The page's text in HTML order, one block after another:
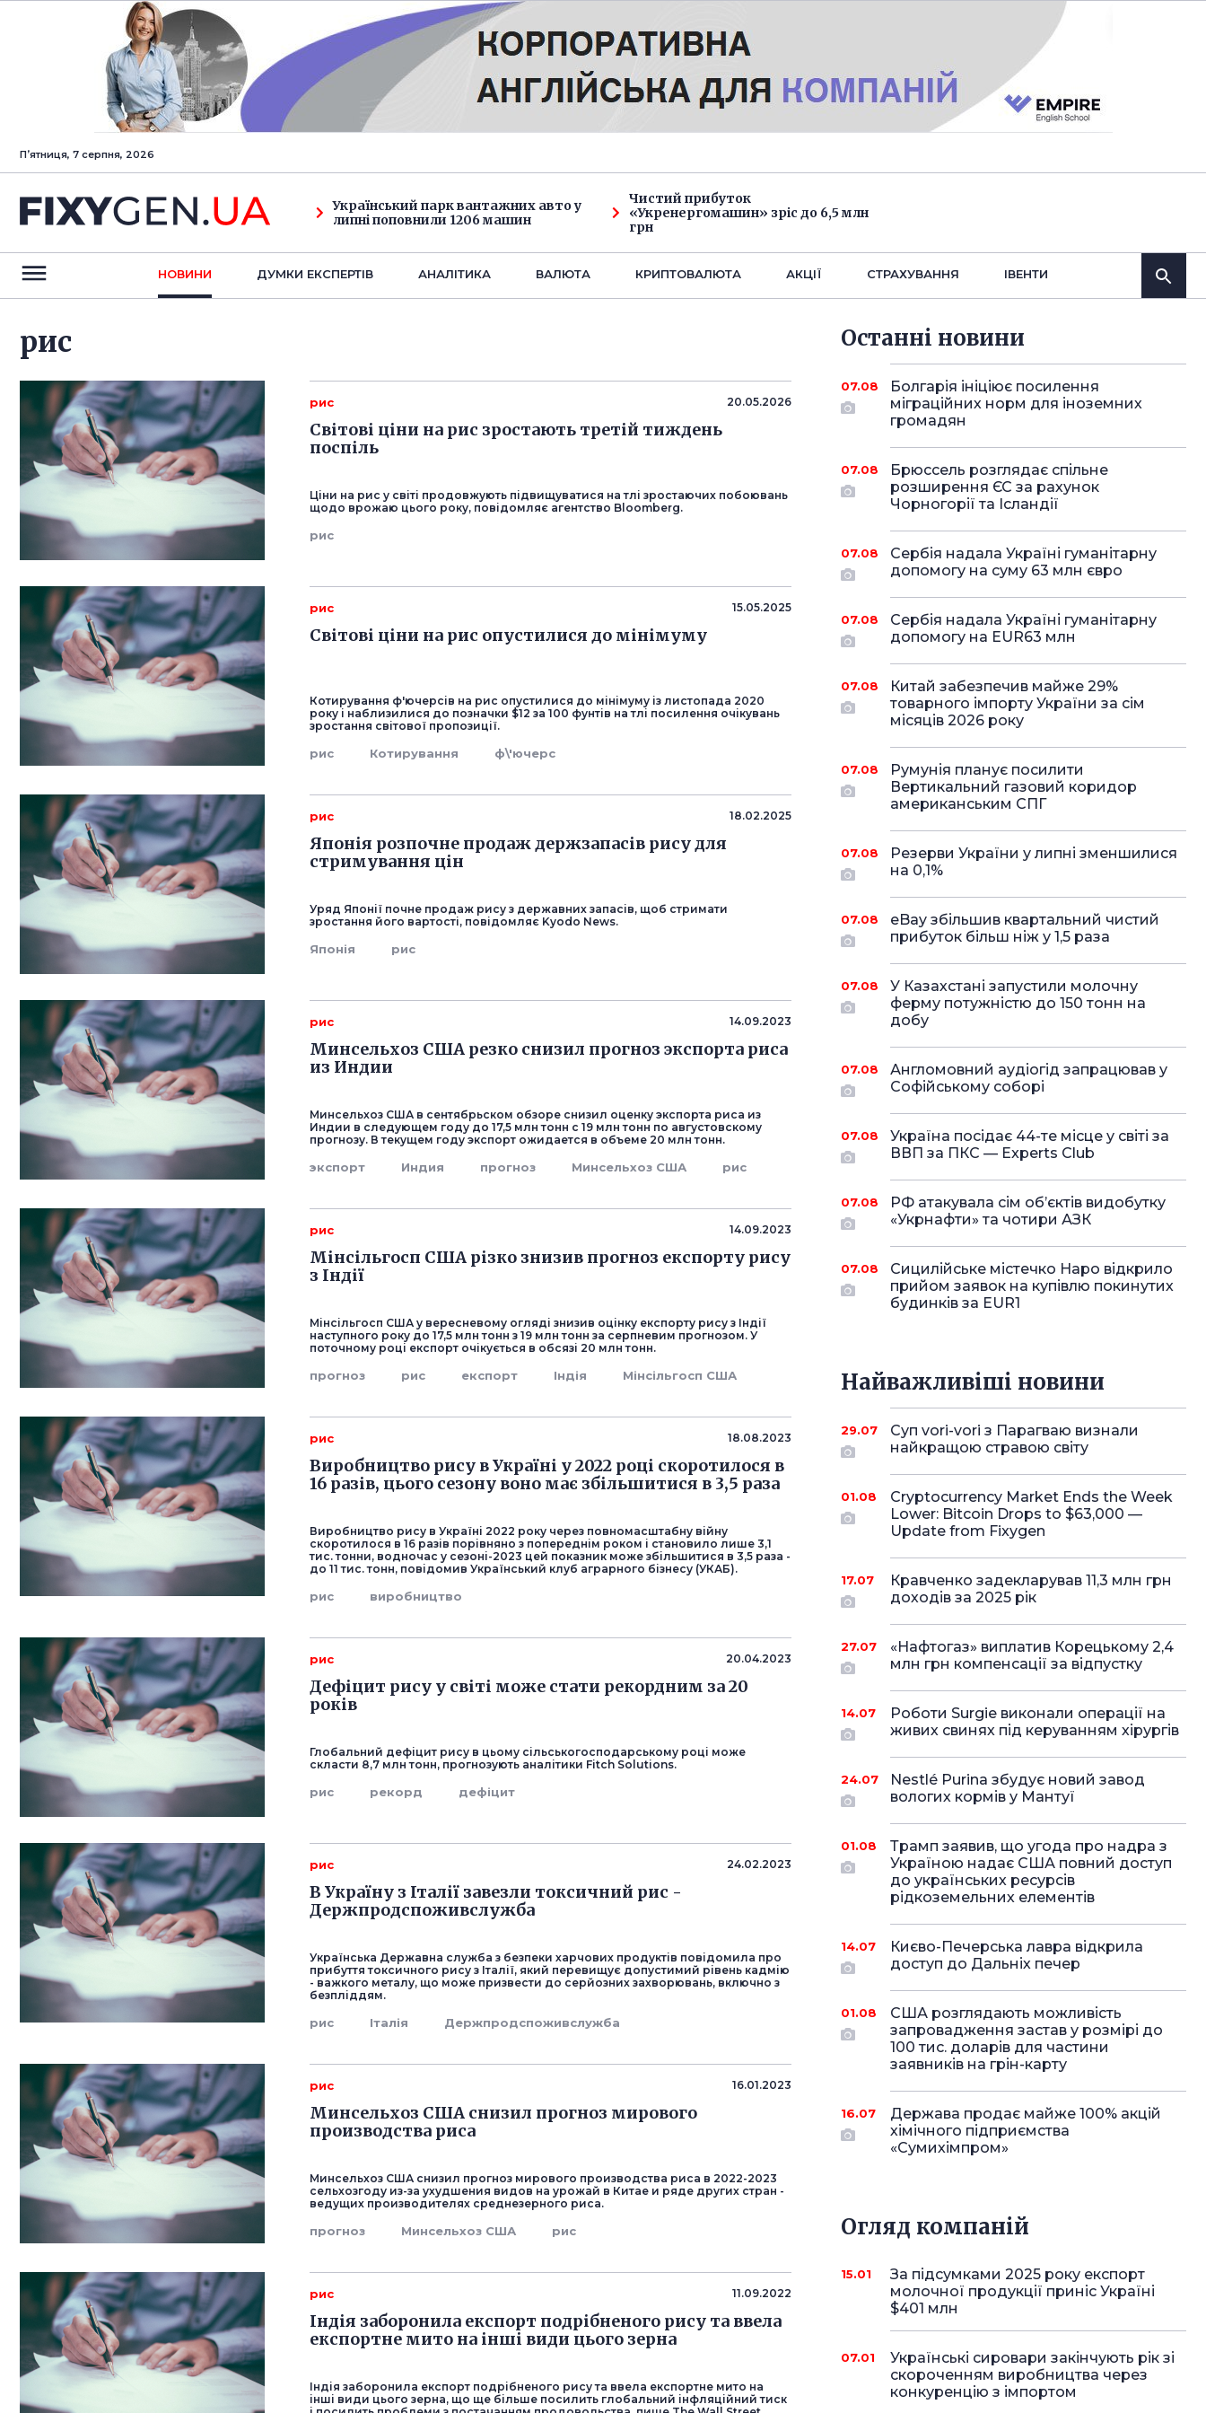
Пʼятниця, 7 серпня, 2026
Український парк вантажних авто у
липні поповнили 1206 машин
Чистий прибуток
«Укренергомашин» зріс до 6,5 млн
грн
НОВИНИ ДУМКИ ЕКСПЕРТIВ АНАЛIТИКА ВАЛЮТА КРИПТОВАЛЮТА АКЦІЇ СТРАХУВАННЯ IВЕНТИ
рис
рис 20.05.2026
Світові ціни на рис зростають третій тиждень
поспіль
Ціни на рис у світі продовжують підвищуватися на тлі зростаючих побоювань
щодо врожаю цього року, повідомляє агентство Bloomberg.
рис
рис 15.05.2025
Світові ціни на рис опустилися до мінімуму
Котирування ф'ючерсів на рис опустилися до мінімуму із листопада 2020
року і наблизилися до позначки $12 за 100 фунтів на тлі посилення очікувань
зростання світової пропозиції.
рис Котирування ф\'ючерс
рис 18.02.2025
Японія розпочне продаж держзапасів рису для
стримування цін
Уряд Японії почне продаж рису з державних запасів, щоб стримати
зростання його вартості, повідомляє Kyodo News.
Японія рис
рис 14.09.2023
Минсельхоз США резко снизил прогноз экспорта риса
из Индии
Минсельхоз США в сентябрьском обзоре снизил оценку экспорта риса из
Индии в следующем году до 17,5 млн тонн с 19 млн тонн по августовскому
прогнозу. В текущем году экспорт ожидается в объеме 20 млн тонн.
экспорт Индия прогноз Минсельхоз США рис
рис 14.09.2023
Мінсільгосп США різко знизив прогноз експорту рису
з Індії
Мінсільгосп США у вересневому огляді знизив оцінку експорту рису з Індії
наступного року до 17,5 млн тонн з 19 млн тонн за серпневим прогнозом. У
поточному році експорт очікується в обсязі 20 млн тонн.
прогноз рис експорт Індія Мінсільгосп США
рис 18.08.2023
Виробництво рису в Україні у 2022 році скоротилося в
16 разів, цього сезону воно має збільшитися в 3,5 раза
Виробництво рису в Україні 2022 року через повномасштабну війну
скоротилося в 16 разів порівняно з попереднім роком і становило лише 3,1
тис. тонни, водночас у сезоні-2023 цей показник може збільшитися в 3,5 раза -
до 11 тис. тонн, повідомив Український клуб аграрного бізнесу (УКАБ).
рис виробництво
рис 20.04.2023
Дефіцит рису у світі може стати рекордним за 20
років
Глобальний дефіцит рису в цьому сільськогосподарському році може
скласти 8,7 млн тонн, прогнозують аналітики Fitch Solutions.
рис рекорд дефіцит
рис 24.02.2023
В Україну з Італії завезли токсичний рис -
Держпродспоживслужба
Українська Державна служба з безпеки харчових продуктів повідомила про
прибуття токсичного рису з Італії, який перевищує допустимий рівень кадмію
- важкого металу, що може призвести до серйозних захворювань, включно з
безпліддям.
рис Італія Держпродспоживслужба
рис 16.01.2023
Минсельхоз США снизил прогноз мирового
производства риса
Минсельхоз США снизил прогноз мирового производства риса в 2022-2023
сельхозгоду из-за ухудшения видов на урожай в Китае и ряде других стран -
ведущих производителях среднезерного риса.
прогноз Минсельхоз США рис
рис 11.09.2022
Індія заборонила експорт подрібненого рису та ввела
експортне мито на інші види цього зерна
Індія заборонила експорт подрібненого рису та ввела експортне мито на
інші види цього зерна, що ще більше посилить глобальний інфляційний тиск
Останнi новини
07.08
Болгарія ініціює посилення
міграційних норм для іноземних
громадян
07.08
Брюссель розглядає спільне
розширення ЄС за рахунок
Чорногорії та Ісландії
07.08
Сербія надала Україні гуманітарну
допомогу на суму 63 млн євро
07.08
Сербія надала Україні гуманітарну
допомогу на EUR63 млн
07.08
Китай забезпечив майже 29%
товарного імпорту України за сім
місяців 2026 року
07.08
Румунія планує посилити
Вертикальний газовий коридор
американським СПГ
07.08
Резерви України у липні зменшилися
на 0,1%
07.08
eBay збільшив квартальний чистий
прибуток більш ніж у 1,5 раза
07.08
У Казахстані запустили молочну
ферму потужністю до 150 тонн на
добу
07.08
Англомовний аудіогід запрацював у
Софійському соборі
07.08
Україна посідає 44-те місце у світі за
ВВП за ПКС — Experts Club
07.08
РФ атакувала сім об’єктів видобутку
«Укрнафти» та чотири АЗК
07.08
Сицилійське містечко Наро відкрило
прийом заявок на купівлю покинутих
будинків за EUR1
Найважливіші новини
29.07
Суп vori-vori з Парагваю визнали
найкращою стравою світу
01.08
Cryptocurrency Market Ends the Week
Lower: Bitcoin Drops to $63,000 —
Update from Fixygen
17.07
Кравченко задекларував 11,3 млн грн
доходів за 2025 рік
27.07
«Нафтогаз» виплатив Корецькому 2,4
млн грн компенсації за відпустку
14.07
Роботи Surgie виконали операції на
живих свинях під керуванням хірургів
24.07
Nestlé Purina збудує новий завод
вологих кормів у Мантуї
01.08
Трамп заявив, що угода про надра з
Україною надає США повний доступ
до українських ресурсів
рідкоземельних елементів
14.07
Києво-Печерська лавра відкрила
доступ до Дальніх печер
01.08
США розглядають можливість
запровадження застав у розмірі до
100 тис. доларів для частини
заявників на грін-карту
16.07
Держава продає майже 100% акцій
хімічного підприємства
«Сумихімпром»
Огляд компаній
15.01
За підсумками 2025 року експорт
молочної продукції приніс Україні
$401 млн
07.01
Українські сировари закінчують рік зі
скороченням виробництва через
конкуренцію з імпортом